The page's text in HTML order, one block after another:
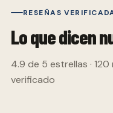
RESEÑAS
Lo que dicen
4.9 de 5 estrellas ·
verificado